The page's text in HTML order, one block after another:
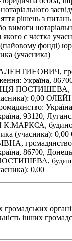
рішень з питань
вимоги
є частка
(пайовому фонді)
(учасника)
Україна,
ПОСТИШЕВА,
0,00
93120,
будинок
(учасника):
громадянство:
86700,
0,00
громадських
інших